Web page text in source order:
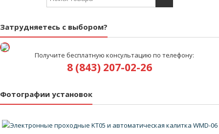
Затрудняетесь с выбором?
Получите бесплатную консультацию по телефону:
8 (843) 207-02-26
Фотографии установок